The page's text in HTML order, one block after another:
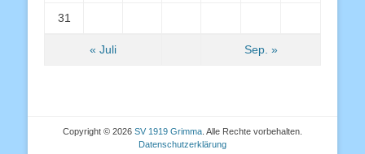
31
« Juli Sep. »
Copyright © 2026 SV 1919 Grimma . Alle Rechte vorbehalten.
Datenschutzerklärung